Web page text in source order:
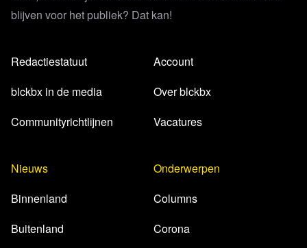
blijven voor het publiek? Dat kan!
Redactiestatuut
blckbx in de media
Communityrichtlijnen
Account
Over blckbx
Vacatures
Nieuws
Binnenland
Buitenland
Onderwerpen
Columns
Corona